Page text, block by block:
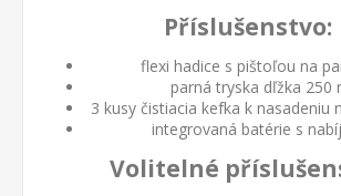
Příslušenstvo:
flexi hadice s pištoľou na
parná tryska dľžka 250
3 kusy čistiacia kefka k nasadeniu
integrovaná batérie s
Volitelné